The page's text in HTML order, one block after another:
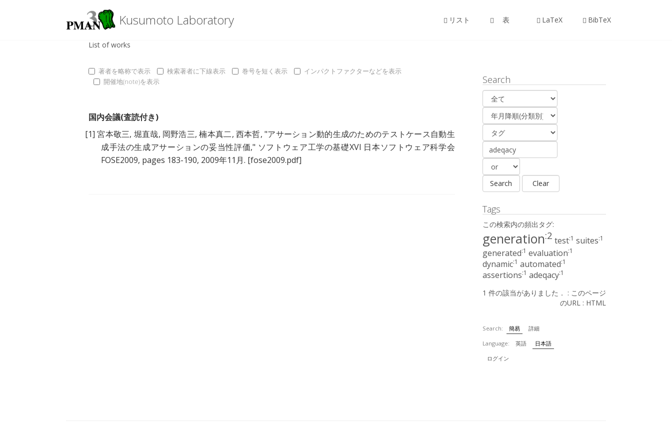
Kusumoto Laboratory リスト 表 LaTeX BibTeX
List of works
著者を略称で表示 検索著者に下線表示 巻号を短く表示
インパクトファクターなどを表示
開催地(note)を表示
国内会議(査読付き)
[1] 宮本敬三, 堀直哉, 岡野浩三,楠本真二, 西本哲, "アサーション動的生成のためのテストケース自動生
成手法の生成アサーションの妥当性評価," ソフトウェア工学の基礎XVI 日本ソフトウェア科学会
FOSE2009, pages 183-190, 2009年11月. [fose2009.pdf]
Search
Tags
この検索内の頻出タグ:
generation:2 test:1 suites:1
generated:1 evaluation:1
dynamic:1 automated:1
assertions:1 adeqacy:1
1 件の該当がありました． : このページ
のURL : HTML
Search: 簡易
詳細
Language:
英語
日本語
ログイン